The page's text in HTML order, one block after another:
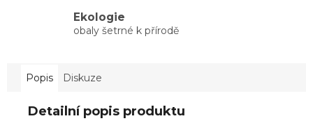
Ekologie
obaly šetrné k přírodě
Popis Diskuze
Detailní popis produktu